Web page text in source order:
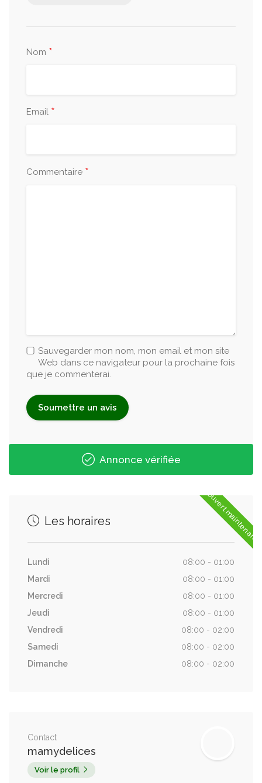
Nom *
Email *
Commentaire *
Sauvegarder mon nom, mon email et mon site
Web dans ce navigateur pour la prochaine fois
que je commenterai.
Annonce vérifiée
Ouvert maintenant
Les horaires
Lundi
08:00 - 01:00
Mardi
08:00 - 01:00
Mercredi
08:00 - 01:00
Jeudi
08:00 - 01:00
Vendredi
08:00 - 02:00
Samedi
08:00 - 02:00
Dimanche
08:00 - 02:00
Contact
mamydelices
Voir le profil